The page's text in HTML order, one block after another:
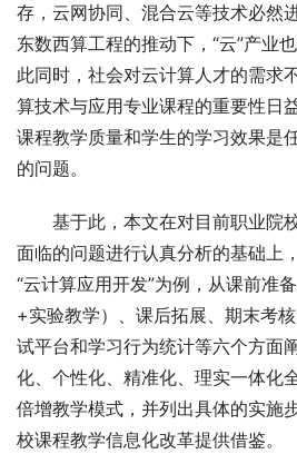
存，云网协同、混合云等技术必然
东数西算工程的推动下，“云”产业
此同时，社会对云计算人才的需求
算技术与应用专业课程的重要性日
课程教学质量和学生的学习效果是
的问题。
基于此，本文在对目前职业院
面临的问题进行认真分析的基础上
“云计算应用开发”为例，从课前准
+实验教学）、课后拓展、期末考
试平台和学习行为统计等六个方面
化、个性化、精准化、理实一体化
倍增教学模式，并列出具体的实施
校课程教学信息化改革提供借鉴。